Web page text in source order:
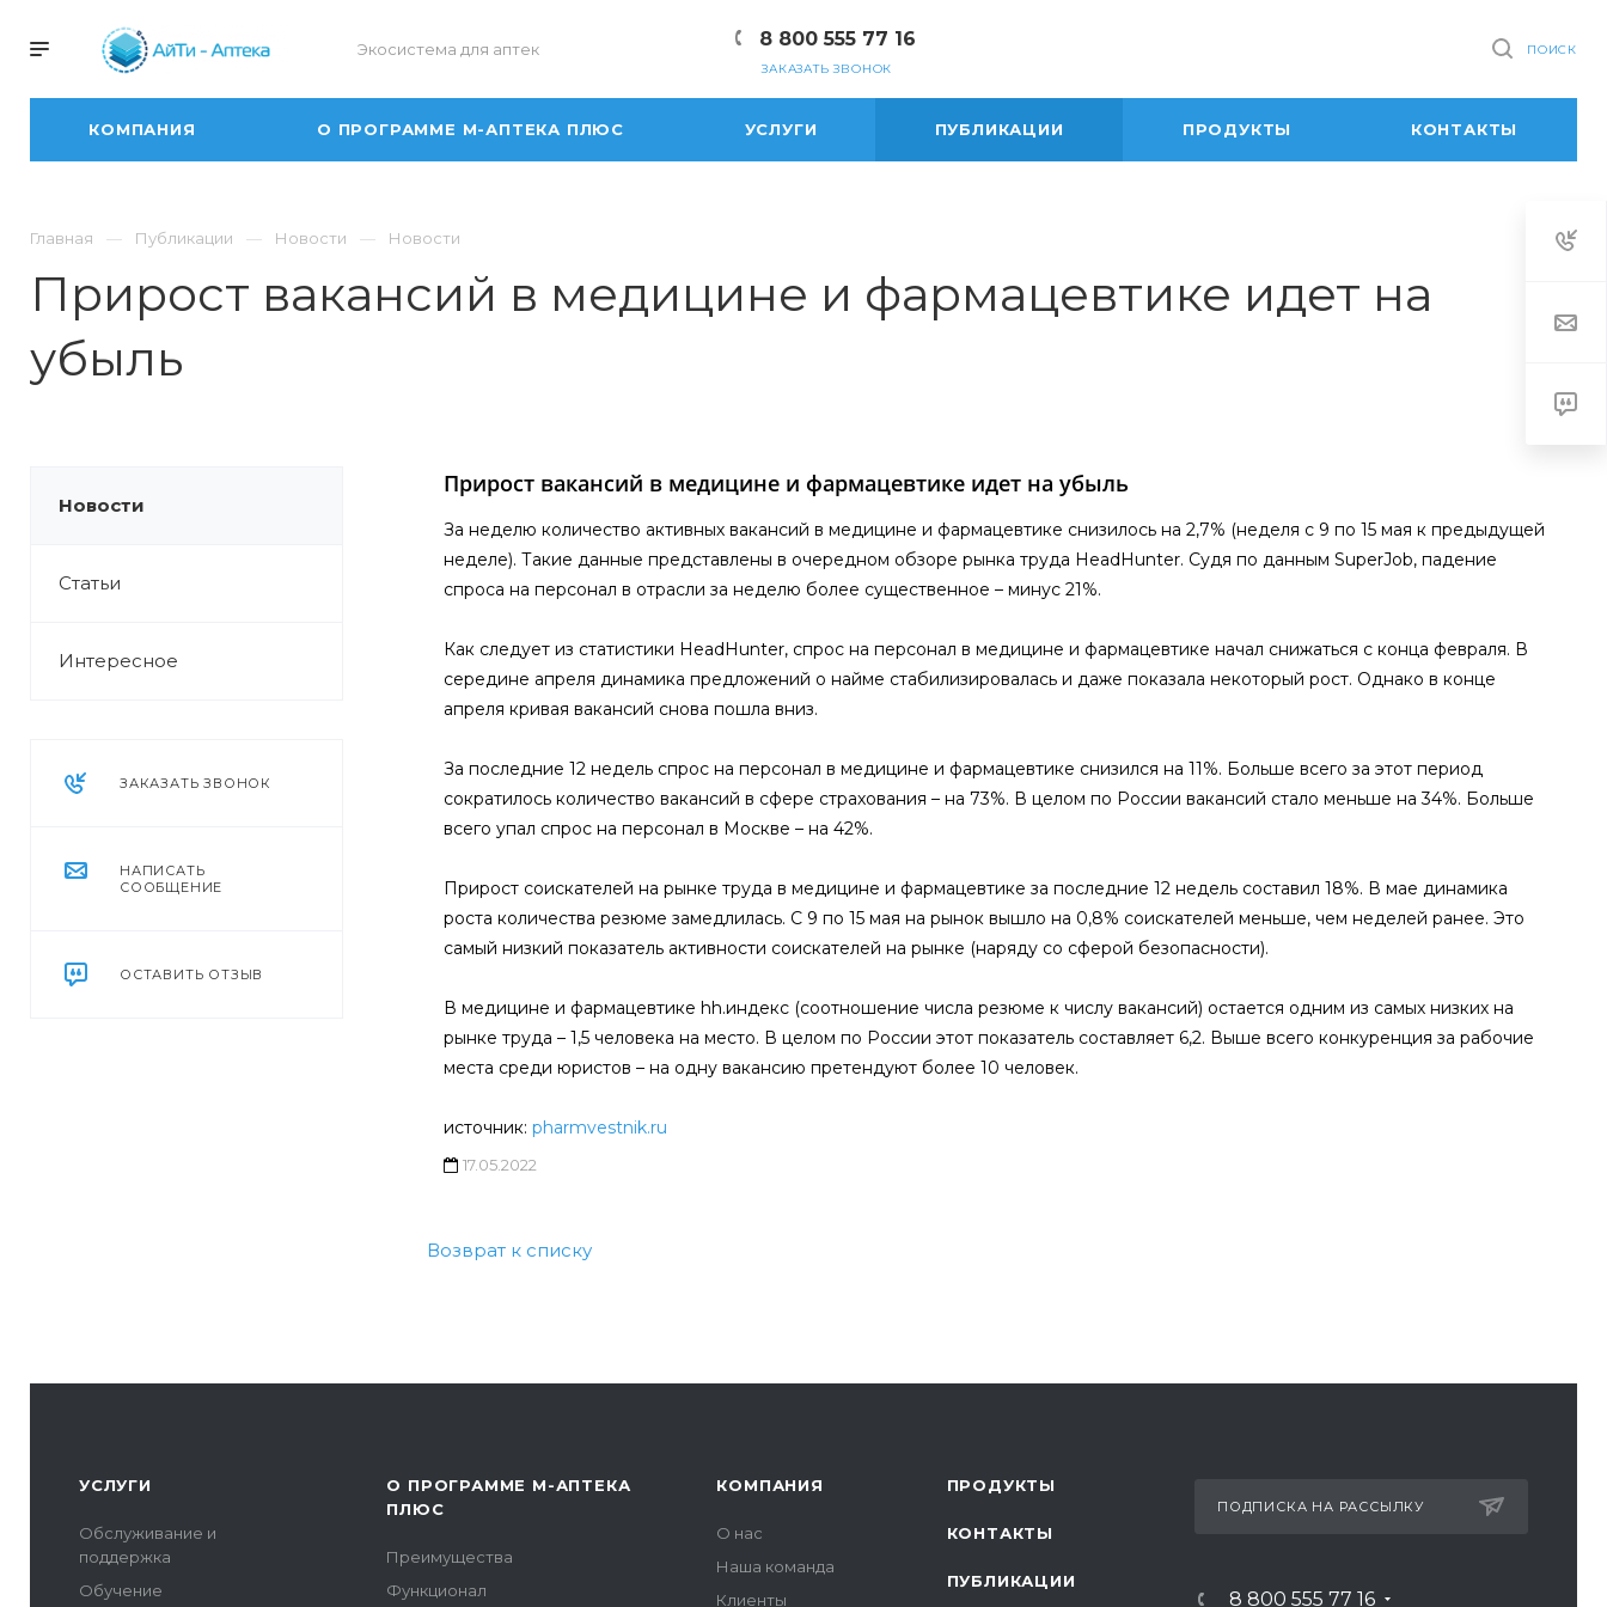
Экосистема для аптек 8 800 555 77 16
ЗАКАЗАТЬ ЗВОНОК
ПОИСК
КОМПАНИЯ О ПРОГРАММЕ М-АПТЕКА ПЛЮС УСЛУГИ ПУБЛИКАЦИИ ПРОДУКТЫ КОНТАКТЫ
Главная Публикации Новости Новости
Прирост вакансий в медицине и фармацевтике идет на
убыль
Новости
Статьи
Интересное
ЗАКАЗАТЬ ЗВОНОК
НАПИСАТЬ
СООБЩЕНИЕ
ОСТАВИТЬ ОТЗЫВ
Прирост вакансий в медицине и фармацевтике идет на убыль
За неделю количество активных вакансий в медицине и фармацевтике снизилось на 2,7% (неделя с 9 по 15 мая к предыдущей
неделе). Такие данные представлены в очередном обзоре рынка труда HeadHunter. Судя по данным SuperJob, падение
спроса на персонал в отрасли за неделю более существенное – минус 21%.
Как следует из статистики HeadHunter, спрос на персонал в медицине и фармацевтике начал снижаться с конца февраля. В
середине апреля динамика предложений о найме стабилизировалась и даже показала некоторый рост. Однако в конце
апреля кривая вакансий снова пошла вниз.
За последние 12 недель спрос на персонал в медицине и фармацевтике снизился на 11%. Больше всего за этот период
сократилось количество вакансий в сфере страхования – на 73%. В целом по России вакансий стало меньше на 34%. Больше
всего упал спрос на персонал в Москве – на 42%.
Прирост соискателей на рынке труда в медицине и фармацевтике за последние 12 недель составил 18%. В мае динамика
роста количества резюме замедлилась. С 9 по 15 мая на рынок вышло на 0,8% соискателей меньше, чем неделей ранее. Это
самый низкий показатель активности соискателей на рынке (наряду со сферой безопасности).
В медицине и фармацевтике hh.индекс (соотношение числа резюме к числу вакансий) остается одним из самых низких на
рынке труда – 1,5 человека на место. В целом по России этот показатель составляет 6,2. Выше всего конкуренция за рабочие
места среди юристов – на одну вакансию претендуют более 10 человек.
источник: pharmvestnik.ru
17.05.2022
Возврат к списку
УСЛУГИ
Обслуживание и
поддержка
Обучение
О ПРОГРАММЕ М-АПТЕКА
ПЛЮС
Преимущества
Функционал
КОМПАНИЯ
О нас
Наша команда
Клиенты
ПРОДУКТЫ
КОНТАКТЫ
ПУБЛИКАЦИИ
ПОДПИСКА НА РАССЫЛКУ
8 800 555 77 16